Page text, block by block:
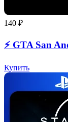
140 ₽
⚡️ GTA San
Купить